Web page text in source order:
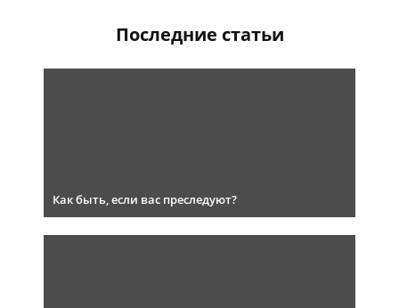
Последние статьи
Как быть, если вас преследуют?